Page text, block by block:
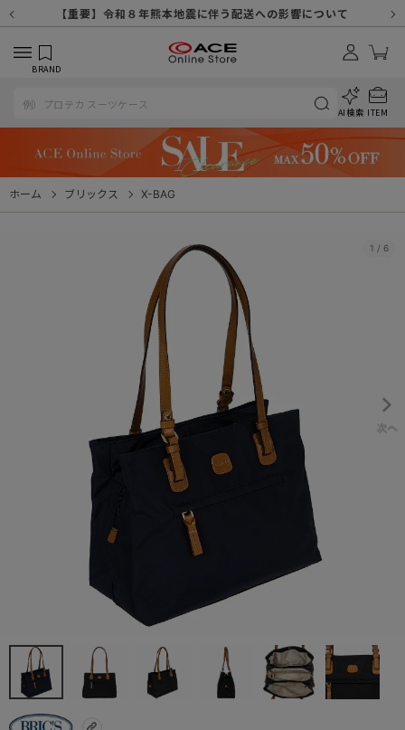
【重要】8/11（火・祝）休業及び配送スケジュールについて
【重要】令和８年熊本地震に伴う配送への影響について
【重要】納品書・領収書ペーパーレス化（電子化）のお知らせ
【重要】天候不良や交通状況・物量増等に伴う配送への影響について
【重要】悪質な詐欺サイトにご注意ください
【重要】各種メールが届かない場合に関しまして
【重要】お問い合わせのご対応に関しまして
【重要】SNSのなりすまし詐欺にご注意ください
BRAND
AI検索 ITEM
ホーム ブリックス X-BAG
1 / 6